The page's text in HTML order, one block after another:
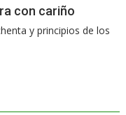
con cariño
y principios de los